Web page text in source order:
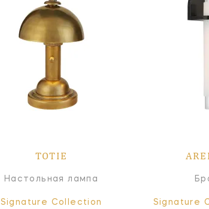
TOTIE
Настольная лампа
Signature Collection Signature